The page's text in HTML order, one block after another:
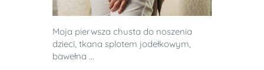
Moja pierwsza chusta do noszenia
dzieci, tkana splotem jodełkowym,
bawełna ...